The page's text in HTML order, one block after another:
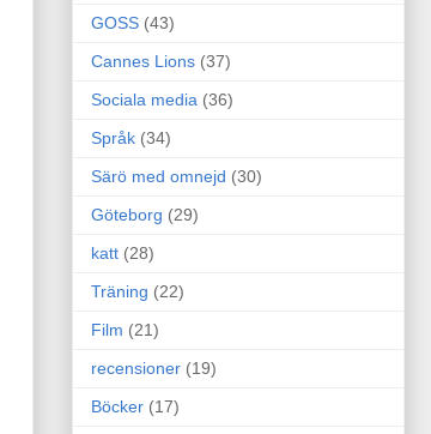
GOSS (43)
Cannes Lions (37)
Sociala media (36)
Språk (34)
Särö med omnejd (30)
Göteborg (29)
katt (28)
Träning (22)
Film (21)
recensioner (19)
Böcker (17)